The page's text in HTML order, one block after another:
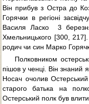
Він прибув з Остра до
Горячки в регіоні
Василя Ласко  3
Хмельницького [300,
родич чи син Марко
Полковником
пішов у ченці. Він знаний
Носач очолив
старого батька на
Остерський полк був